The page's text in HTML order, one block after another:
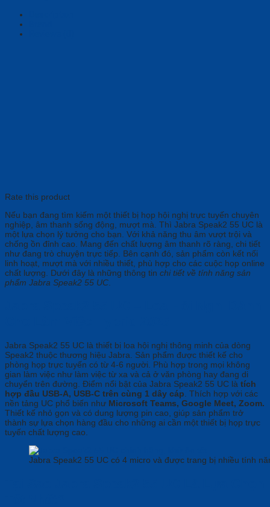
Rate this product
Nếu bạn đang tìm kiếm một thiết bị họp hội nghị trực tuyến chuyên
nghiệp, âm thanh sống động, mượt mà. Thì Jabra Speak2 55 UC là
một lựa chọn lý tưởng cho bạn. Với khả năng thu âm vượt trội và
chống ồn đỉnh cao. Mang đến chất lượng âm thanh rõ ràng, chi tiết
như đang trò chuyện trực tiếp. Bên cạnh đó, sản phẩm còn kết nối
linh hoạt, mượt mà với nhiều thiết, phù hợp cho các cuộc họp online
chất lượng. Dưới đây là những thông tin chi tiết về tính năng sản
phẩm Jabra Speak2 55 UC
Jabra Speak2 55 UC là thiết bị loa hội nghị thông minh của dòng
Speak2 thuộc thương hiệu Jabra. Sản phẩm được thiết kế cho
phòng họp trực tuyến có từ 4-6 người. Phù hợp trong mọi không
gian làm việc như làm việc từ xa và cả ở văn phòng hay đang di
chuyển trên đường. Điểm nổi bật của Jabra Speak2 55 UC là tích
hợp đầu USB-A, USB-C trên cùng 1 dây cáp. Thích hợp với các
nền tảng UC phổ biến như Microsoft Teams, Google Meet, Zoom.
Thiết kế nhỏ gọn và có dung lượng pin cao, giúp sản phẩm trở
thành sự lựa chọn hàng đầu cho những ai cần một thiết bị họp trực
tuyến chất lượng cao.
Jabra Speak2 55 UC có 4 micro và được trang bị nhiều tính